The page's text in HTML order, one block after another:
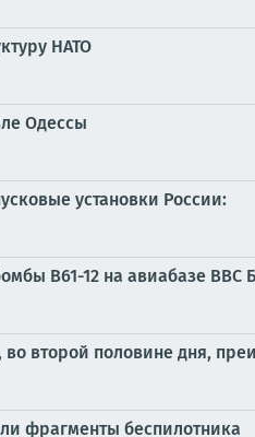
НАТО
Одессы
установки России:
B61-12 на авиабазе ВВС
во второй половине дня,
фрагменты беспилотника